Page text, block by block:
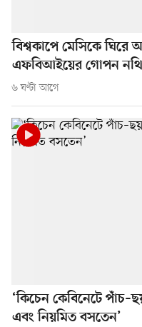
বিশ্বকাপে মেসিকে ঘিরে
এফবিআইয়ের গোপন
৬ ঘণ্টা আগে
‘কিচেন কেবিনেটে
এবং নিয়মিত বসতেন’